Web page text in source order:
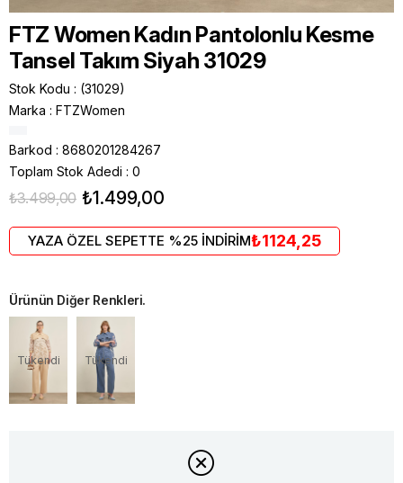
FTZ Women Kadın Pantolonlu Kesme
Tansel Takım Siyah 31029
Stok Kodu
(31029)
Marka : FTZWomen
Barkod : 8680201284267
Toplam Stok Adedi : 0
₺3.499,00 ₺1.499,00
YAZA ÖZEL SEPETTE %25 İNDİRİM₺1124,25
Ürünün Diğer Renkleri.
Tükendi Tükendi